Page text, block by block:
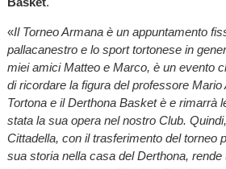
«Il Torneo Armana è un appuntamento
pallacanestro e lo sport tortonese in
miei amici Matteo e Marco, è un evento
di ricordare la figura del professore Mario
Tortona e il Derthona Basket è e rimarrà
stata la sua opera nel nostro Club.
Cittadella, con il trasferimento del torneo
sua storia nella casa del Derthona,